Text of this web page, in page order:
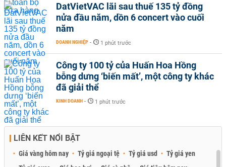
DatVietVAC lãi sau thuế 135 tỷ đồng
nửa đầu năm, dồn 6 concert vào cuối
năm
DOANH NGHIỆP - 1 phút trước
Công ty 100 tỷ của Huấn Hoa Hồng
bỗng dưng ‘biến mất’, một công ty khác
đã giải thể
KINH DOANH - 1 phút trước
LIÊN KẾT NỔI BẬT
Giá vàng hôm nay Tỷ giá ngoại tệ Tỷ giá usd
Tỷ giá yen